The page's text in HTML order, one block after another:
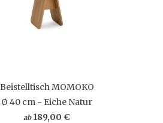
Beistelltisch MOMOKO
Ø 40 cm - Eiche Natur
ab 189,00 €